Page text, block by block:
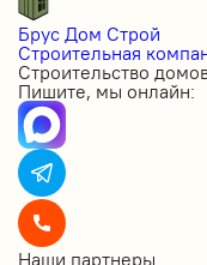
Брус Дом Строй
Строительная
Строительство
Пишите, мы онлайн:
Наши партнеры